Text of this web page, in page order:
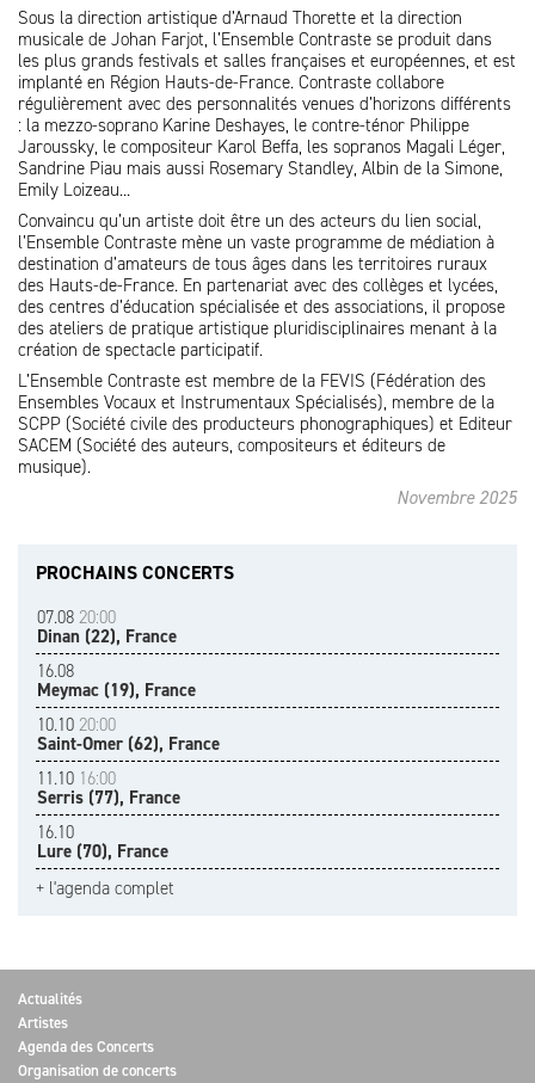
Sous la direction artistique d’Arnaud Thorette et la direction
musicale de Johan Farjot, l’Ensemble Contraste se produit dans
les plus grands festivals et salles françaises et européennes, et est
implanté en Région Hauts-de-France. Contraste collabore
régulièrement avec des personnalités venues d’horizons différents
: la mezzo-soprano Karine Deshayes, le contre-ténor Philippe
Jaroussky, le compositeur Karol Beffa, les sopranos Magali Léger,
Sandrine Piau mais aussi Rosemary Standley, Albin de la Simone,
Emily Loizeau...
Convaincu qu’un artiste doit être un des acteurs du lien social,
l’Ensemble Contraste mène un vaste programme de médiation à
destination d’amateurs de tous âges dans les territoires ruraux
des Hauts-de-France. En partenariat avec des collèges et lycées,
des centres d’éducation spécialisée et des associations, il propose
des ateliers de pratique artistique pluridisciplinaires menant à la
création de spectacle participatif.
L’Ensemble Contraste est membre de la FEVIS (Fédération des
Ensembles Vocaux et Instrumentaux Spécialisés), membre de la
SCPP (Société civile des producteurs phonographiques) et Editeur
SACEM (Société des auteurs, compositeurs et éditeurs de
musique).
Novembre 2025
PROCHAINS CONCERTS
07.08 20:00
Dinan (22), France
16.08
Meymac (19), France
10.10 20:00
Saint-Omer (62), France
11.10 16:00
Serris (77), France
16.10
Lure (70), France
+ l'agenda complet
Actualités
Artistes
Agenda des Concerts
Organisation de concerts